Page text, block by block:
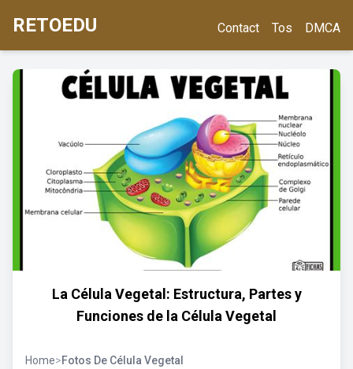
RETOEDU Contact Tos DMCA
La Célula Vegetal: Estructura, Partes y
Funciones de la Célula Vegetal
Home>Fotos De Célula Vegetal